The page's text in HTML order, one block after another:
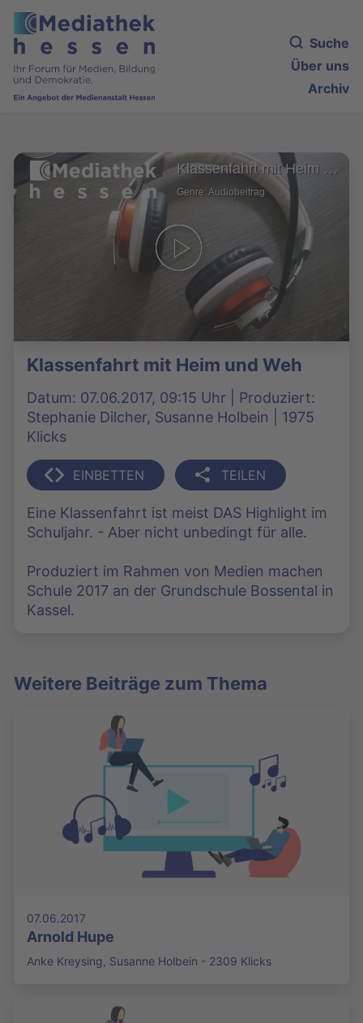
Suche
Über uns
Archiv
Klassenfahrt mit Heim und Weh
Genre: Audiobeitrag
Klassenfahrt mit Heim und Weh
Datum: 07.06.2017, 09:15 Uhr | Produziert:
Stephanie Dilcher, Susanne Holbein | 1975
Klicks
EINBETTEN TEILEN
Eine Klassenfahrt ist meist DAS Highlight im
Schuljahr. - Aber nicht unbedingt für alle.
Produziert im Rahmen von Medien machen
Schule 2017 an der Grundschule Bossental in
Kassel.
Weitere Beiträge zum Thema
07.06.2017
Arnold Hupe
Anke Kreysing, Susanne Holbein - 2309 Klicks